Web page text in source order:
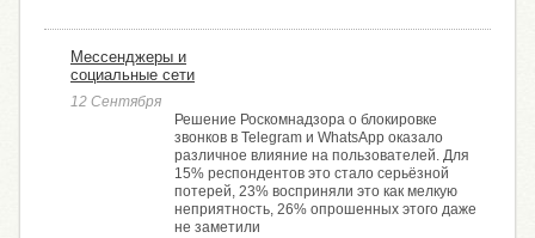
Мессенджеры и
социальные сети
12 Сентября
Решение Роскомнадзора о блокировке
звонков в Telegram и WhatsApp оказало
различное влияние на пользователей. Для
15% респондентов это стало серьёзной
потерей, 23% восприняли это как мелкую
неприятность, 26% опрошенных этого даже
не заметили